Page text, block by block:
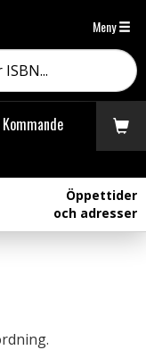
Meny
Öppettider
och adresser